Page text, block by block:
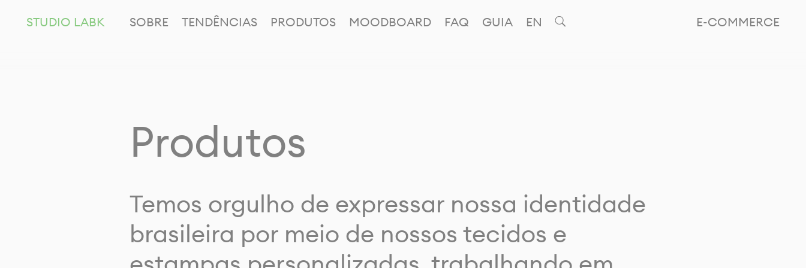
E-COMMERCE
STUDIO LABK SOBRE TENDÊNCIAS PRODUTOS MOODBOARD FAQ GUIA EN
Produtos
Temos orgulho de expressar nossa identidade
brasileira por meio de nossos tecidos e